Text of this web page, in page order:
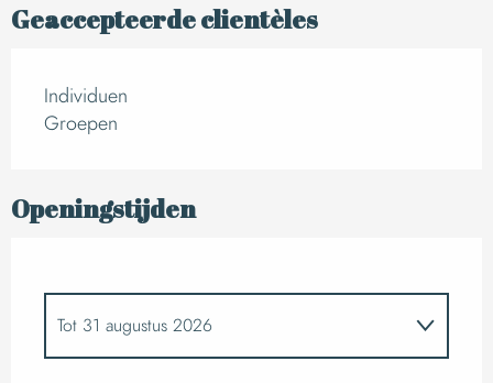
Geaccepteerde clientèles
Individuen
Groepen
Openingstijden
Tot 31 augustus 2026